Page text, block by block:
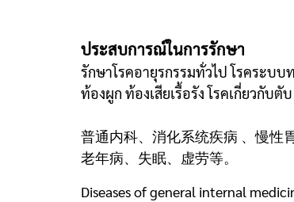
ประสบการณ์ในการรักษา
รักษาโรคอายุรกรรมทั่วไป โรคระบบ
ท้องผูก ท้องเสียเรื้อรัง โรคเกี่ยวกับ
普通内科、消化系统疾病 、慢性
老年病、失眠、虚劳等。
Diseases of general internal